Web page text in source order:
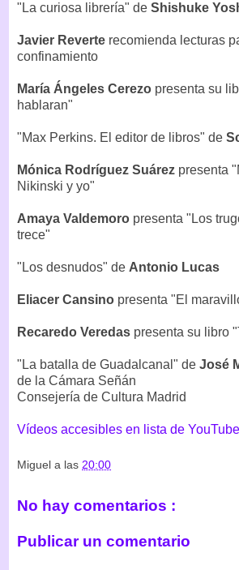
"La curiosa librería" de Shishuke
Javier Reverte recomienda lecturas
confinamiento
María Ángeles Cerezo presenta su
hablaran"
"Max Perkins. El editor de libros" de
Mónica Rodríguez Suárez presenta
Nikinski y yo"
Amaya Valdemoro presenta "Los
trece"
"Los desnudos" de Antonio Lucas
Eliacer Cansino presenta "El
Recaredo Veredas presenta su libro
"La batalla de Guadalcanal" de José
de la Cámara Señán
Consejería de Cultura Madrid
Vídeos accesibles en lista de YouTube
Miguel a las 20:00
No hay comentarios :
Publicar un comentario